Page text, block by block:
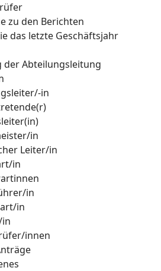
zu den Berichten
das letzte Geschäftsjahr
der Abteilungsleitung
in
in
Leiter/in
in
in
in
in
innen